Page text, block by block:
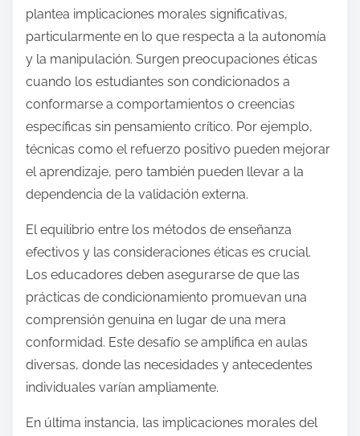
plantea implicaciones morales significativas,
particularmente en lo que respecta a la autonomía
y la manipulación. Surgen preocupaciones éticas
cuando los estudiantes son condicionados a
conformarse a comportamientos o creencias
específicas sin pensamiento crítico. Por ejemplo,
técnicas como el refuerzo positivo pueden mejorar
el aprendizaje, pero también pueden llevar a la
dependencia de la validación externa.
El equilibrio entre los métodos de enseñanza
efectivos y las consideraciones éticas es crucial.
Los educadores deben asegurarse de que las
prácticas de condicionamiento promuevan una
comprensión genuina en lugar de una mera
conformidad. Este desafío se amplifica en aulas
diversas, donde las necesidades y antecedentes
individuales varían ampliamente.
En última instancia, las implicaciones morales del